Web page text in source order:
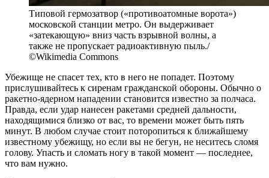
Типовой гермозатвор («противоатомные ворота»)
московской станции метро. Он выдерживает
«затекающую» вниз часть взрывной волны, а
также не пропускает радиоактивную пыль./
©Wikimedia Commons
Убежище не спасет тех, кто в него не попадет. Поэтому
прислушивайтесь к сиренам гражданской обороны. Обычно о
ракетно-ядерном нападении становится известно за полчаса.
Правда, если удар нанесен ракетами средней дальности,
находящимися близко от вас, то времени может быть пять
минут. В любом случае стоит поторопиться к ближайшему
известному убежищу, но если вы не бегун, не неситесь сломя
голову. Упасть и сломать ногу в такой момент — последнее,
что вам нужно.